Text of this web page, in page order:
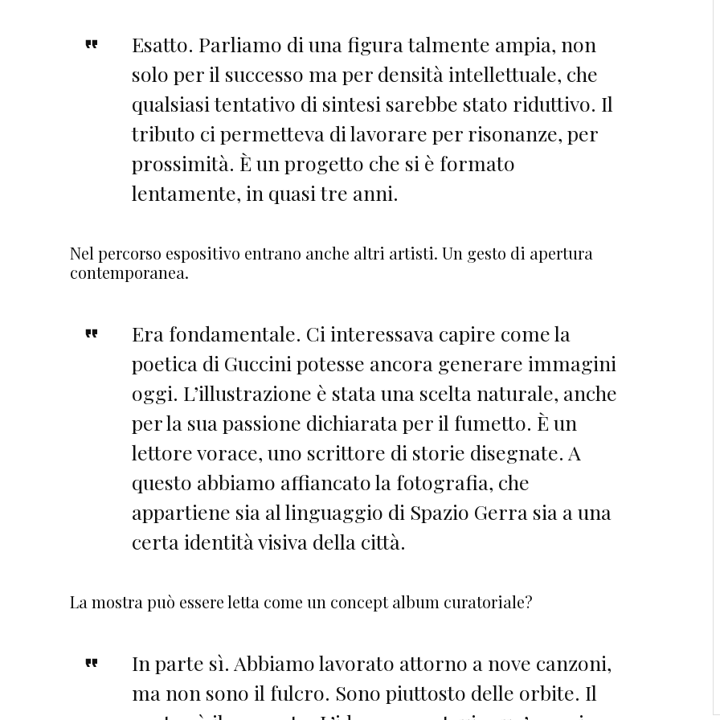
Esatto. Parliamo di una figura talmente ampia, non
solo per il successo ma per densità intellettuale, che
qualsiasi tentativo di sintesi sarebbe stato riduttivo. Il
tributo ci permetteva di lavorare per risonanze, per
prossimità. È un progetto che si è formato
lentamente, in quasi tre anni.
Nel percorso espositivo entrano anche altri artisti. Un gesto di apertura
contemporanea.
Era fondamentale. Ci interessava capire come la
poetica di Guccini potesse ancora generare immagini
oggi. L’illustrazione è stata una scelta naturale, anche
per la sua passione dichiarata per il fumetto. È un
lettore vorace, uno scrittore di storie disegnate. A
questo abbiamo affiancato la fotografia, che
appartiene sia al linguaggio di Spazio Gerra sia a una
certa identità visiva della città.
La mostra può essere letta come un concept album curatoriale?
In parte sì. Abbiamo lavorato attorno a nove canzoni,
ma non sono il fulcro. Sono piuttosto delle orbite. Il